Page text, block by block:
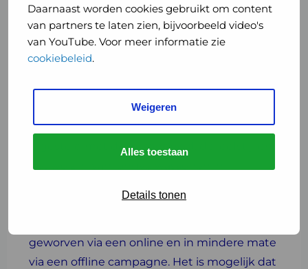
Daarnaast worden cookies gebruikt om content
van partners te laten zien, bijvoorbeeld video's
van YouTube. Voor meer informatie zie
cookiebeleid.
Weigeren
Alles toestaan
Details tonen
Corona
Gezondheidsmonitor
Jongvolwassenen 2022
In de nasleep van de coronaperiode is met
de Corona Gezondheidsmonitor
Jongvolwassenen 2022 onderzocht hoe het
is gesteld met de gezondheid, de leefstijl en
het welzijn van jongvolwassenen in
vulden hiervoor in het voorjaar en de zomer
geworven via een online en in mindere mate
via een offline campagne. Het is mogelijk dat